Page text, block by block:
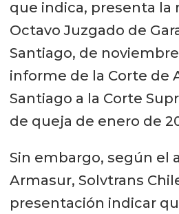
que indica, presenta la
Octavo Juzgado de
Santiago, de noviembre
informe de la Corte de
Santiago a la Corte
de queja de enero de
Sin embargo, según el
Armasur, Solvtrans
presentación indicar